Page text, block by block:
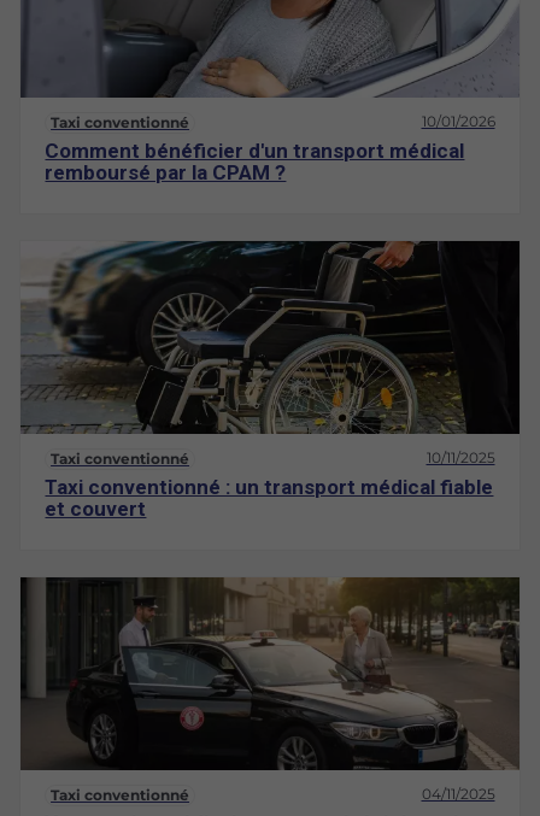
Taxi conventionné 10/01/2026
Comment bénéficier d'un transport médical
remboursé par la CPAM ?
Taxi conventionné 10/11/2025
Taxi conventionné : un transport médical fiable
et couvert
Taxi conventionné 04/11/2025